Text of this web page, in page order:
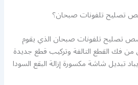
تصليح تلفونات صبحان؟
تصليح تلفونات صبحان الذي يقوم
من فك القطع التالفة وتركيب قطع جديدة
تبديل شاشة مكسورة إزالة البقع السودا